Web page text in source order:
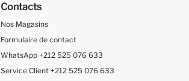
Contacts
Nos Magasins
Formulaire de contact
WhatsApp +212 525 076 633
Service Client +212 525 076 633